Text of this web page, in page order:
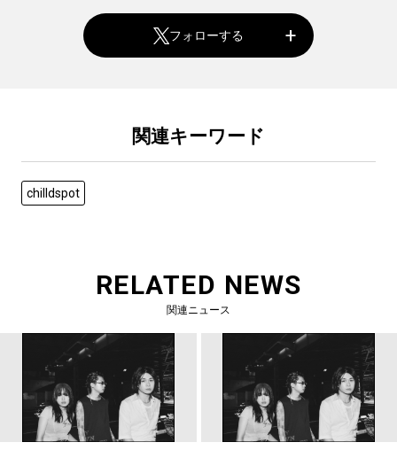
フォローする
関連キーワード
chilldspot
RELATED NEWS
関連ニュース